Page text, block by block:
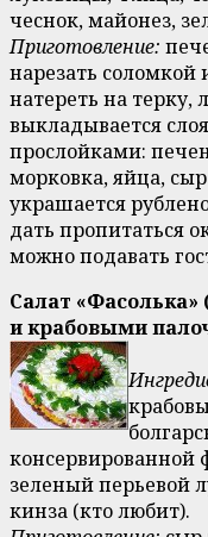
чеснок, майонез,
Приготовление:
нарезать
натереть на терку,
выкладывается
прослойками:
морковка, яйца,
украшается
дать пропитаться
можно подавать
Салат
и крабовыми
консервированной
зеленый перьевой
кинза (кто любит).